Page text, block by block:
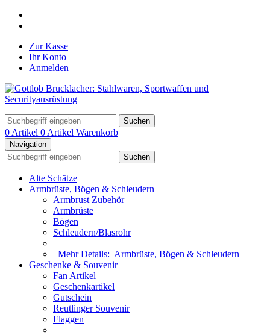
Zur Kasse
Ihr Konto
Anmelden
Suchen
0 Artikel 0 Artikel Warenkorb
Navigation
Suchen
Alte Schätze
Armbrüste, Bögen & Schleudern
Armbrust Zubehör
Armbrüste
Bögen
Schleudern/Blasrohr
Mehr Details: Armbrüste, Bögen & Schleudern
Geschenke & Souvenir
Fan Artikel
Geschenkartikel
Gutschein
Reutlinger Souvenir
Flaggen